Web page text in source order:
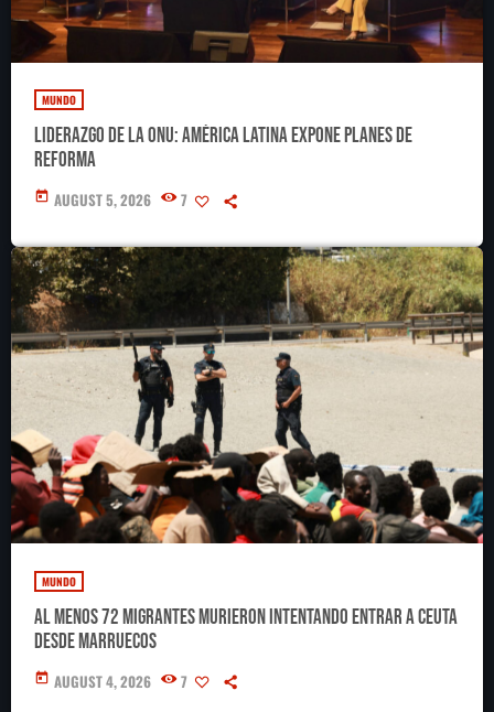
MUNDO
Liderazgo de la ONU: América Latina expone planes de
reforma
today AUGUST 5, 2026 7
MUNDO
Al menos 72 migrantes murieron intentando entrar a Ceuta
desde Marruecos
today AUGUST 4, 2026 7